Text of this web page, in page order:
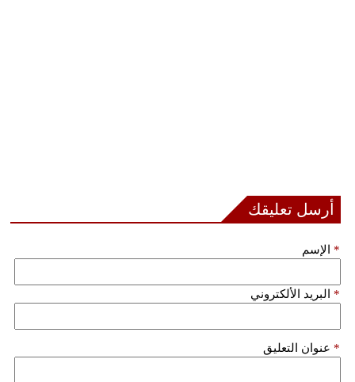
أرسل تعليقك
الإسم *
البريد الألكتروني *
عنوان التعليق *